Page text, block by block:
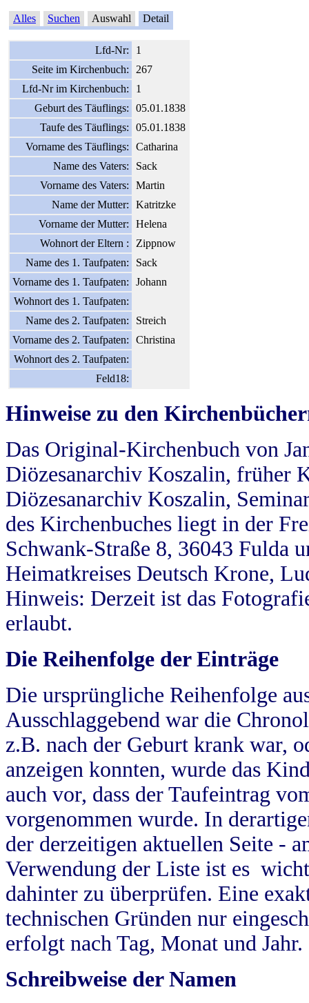
Alles Suchen Auswahl Detail
Lfd-Nr:
1
Seite im Kirchenbuch:
267
Lfd-Nr im Kirchenbuch:
1
Geburt des Täuflings:
05.01.1838
Taufe des Täuflings:
05.01.1838
Vorname des Täuflings:
Catharina
Name des Vaters:
Sack
Vorname des Vaters:
Martin
Name der Mutter:
Katritzke
Vorname der Mutter:
Helena
Wohnort der Eltern :
Zippnow
Name des 1. Taufpaten:
Sack
Vorname des 1. Taufpaten:
Johann
Wohnort des 1. Taufpaten:
Name des 2. Taufpaten:
Streich
Vorname des 2. Taufpaten:
Christina
Wohnort des 2. Taufpaten:
Feld18:
Hinweise zu den
Das Original-Kirchenbuch von
Diözesanarchiv Koszalin, früher
Diözesanarchiv Koszalin,
des Kirchenbuches liegt in der
Schwank-Straße 8, 36043 Fulda
Heimatkreises Deutsch Krone,
Hinweis: Derzeit ist das
erlaubt.
Die Reihenfolge der Einträge
Die ursprüngliche Reihenfolge
Ausschlaggebend war die
z.B. nach der Geburt krank war,
anzeigen konnten, wurde das
auch vor, dass der Taufeintrag
vorgenommen wurde. In
der derzeitigen aktuellen Seite -
Verwendung der Liste ist es
dahinter zu überprüfen. Eine
technischen Gründen nur
erfolgt nach Tag, Monat und Jahr.
Schreibweise der Namen